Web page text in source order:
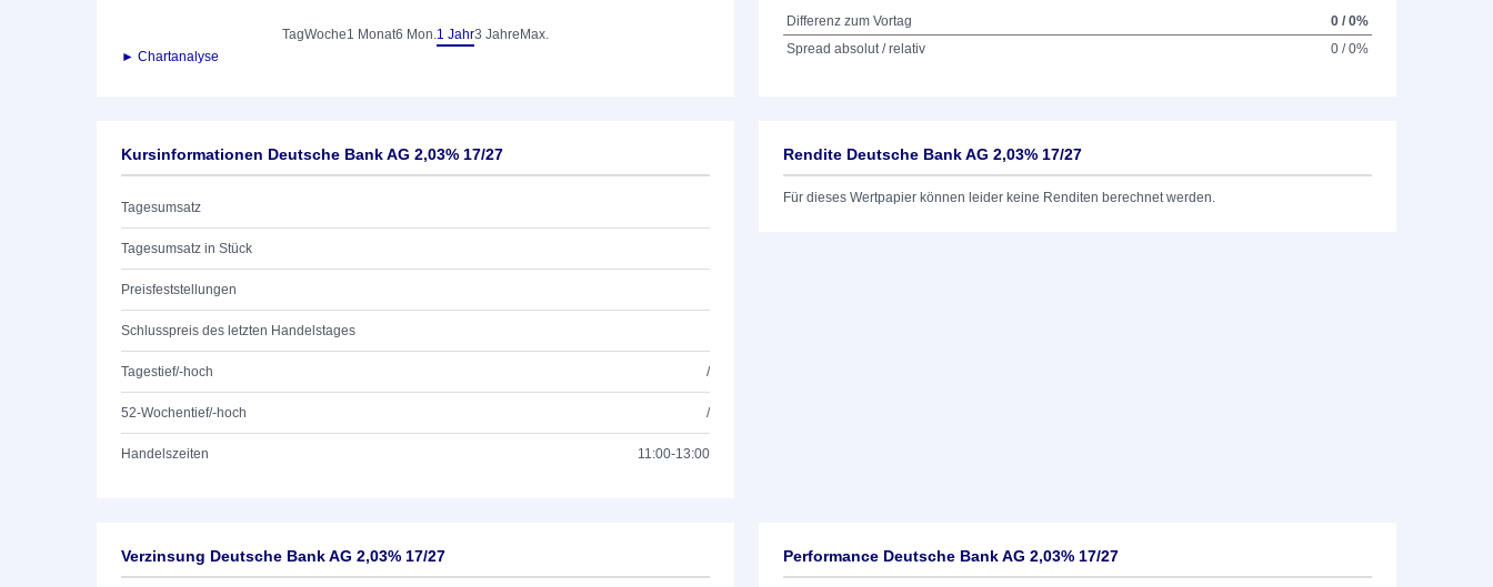
TagWoche1 Monat6 Mon.1 Jahr3 Jahre Max.
► Chartanalyse
Differenz zum Vortag
0 / 0%
Spread absolut / relativ
0 / 0%
Kursinformationen Deutsche Bank AG 2,03% 17/27
Tagesumsatz
Tagesumsatz in Stück
Preisfeststellungen
Schlusspreis des letzten Handelstages
Tagestief/-hoch /
52-Wochentief/-hoch /
Handelszeiten 11:00-13:00
Rendite Deutsche Bank AG 2,03% 17/27
Für dieses Wertpapier können leider keine Renditen berechnet werden.
Verzinsung Deutsche Bank AG 2,03% 17/27 Performance Deutsche Bank AG 2,03% 17/27